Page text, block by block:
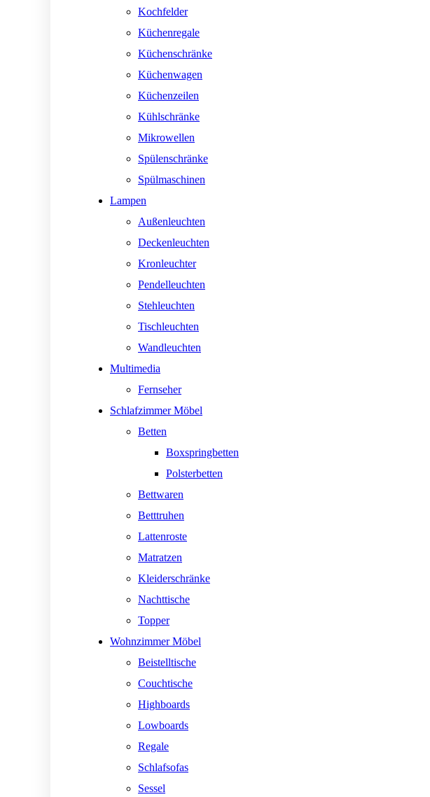
Kochfelder
Küchenregale
Küchenschränke
Küchenwagen
Küchenzeilen
Kühlschränke
Mikrowellen
Spülenschränke
Spülmaschinen
Lampen
Außenleuchten
Deckenleuchten
Kronleuchter
Pendelleuchten
Stehleuchten
Tischleuchten
Wandleuchten
Multimedia
Fernseher
Schlafzimmer Möbel
Betten
Boxspringbetten
Polsterbetten
Bettwaren
Betttruhen
Lattenroste
Matratzen
Kleiderschränke
Nachttische
Topper
Wohnzimmer Möbel
Beistelltische
Couchtische
Highboards
Lowboards
Regale
Schlafsofas
Sessel